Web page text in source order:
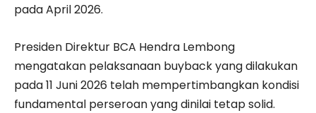
pada April 2026.
Presiden Direktur BCA Hendra Lembong
mengatakan pelaksanaan buyback yang dilakukan
pada 11 Juni 2026 telah mempertimbangkan kondisi
fundamental perseroan yang dinilai tetap solid.